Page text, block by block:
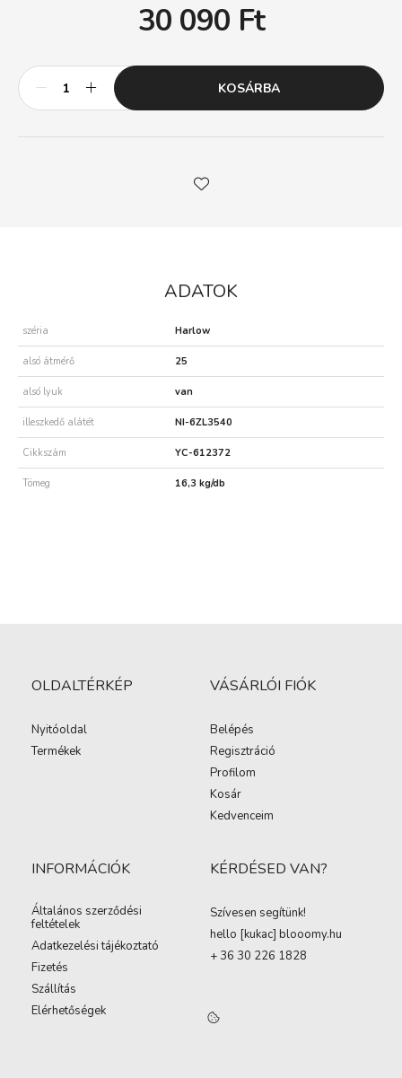
30 090 Ft
KOSÁRBA
ADATOK
széria Harlow
alsó átmérő 25
alsó lyuk van
illeszkedő alátét NI-6ZL3540
Cikkszám YC-612372
Tömeg 16,3 kg/db
OLDALTÉRKÉP
Nyitóoldal
Termékek
VÁSÁRLÓI FIÓK
Belépés
Regisztráció
Profilom
Kosár
Kedvenceim
INFORMÁCIÓK
Általános szerződési
feltételek
Adatkezelési tájékoztató
Fizetés
Szállítás
Elérhetőségek
KÉRDÉSED VAN?
Szívesen segítünk!
hello [kukac] blooomy.hu
+ 36 30 226 1828